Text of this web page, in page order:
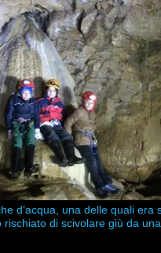
d’acqua, una delle quali
rischiato di scivolare giù da